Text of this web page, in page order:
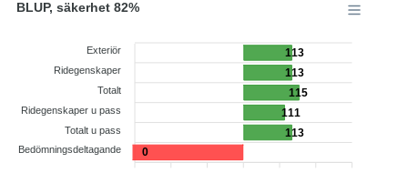
113
113
115
111
113
0
Exteriör
Ridegenskaper
Totalt
Ridegenskaper u pass
Totalt u pass
Bedömningsdeltagande
BLUP, säkerhet 82%